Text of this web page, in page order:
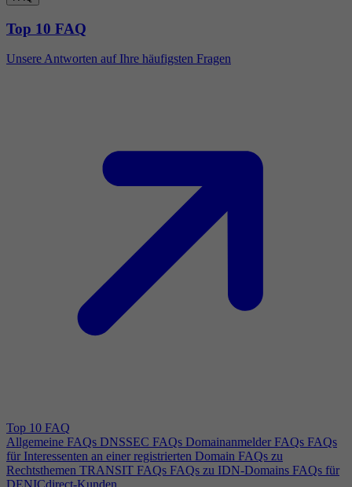
Top 10 FAQ
Unsere Antworten auf Ihre häufigsten Fragen
Top 10 FAQ
Allgemeine FAQs DNSSEC FAQs Domainanmelder FAQs FAQs
für Interessenten an einer registrierten Domain FAQs zu
Rechtsthemen TRANSIT FAQs FAQs zu IDN-Domains FAQs für